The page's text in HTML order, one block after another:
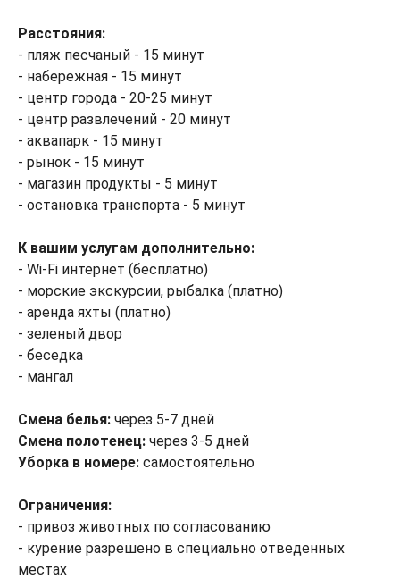
Расстояния:
- пляж песчаный - 15 минут
- набережная - 15 минут
- центр города - 20-25 минут
- центр развлечений - 20 минут
- аквапарк - 15 минут
- рынок - 15 минут
- магазин продукты - 5 минут
- остановка транспорта - 5 минут
К вашим услугам дополнительно:
- Wi-Fi интернет (бесплатно)
- морские экскурсии, рыбалка (платно)
- аренда яхты (платно)
- зеленый двор
- беседка
- мангал
Смена белья: через 5-7 дней
Смена полотенец: через 3-5 дней
Уборка в номере: самостоятельно
Ограничения:
- привоз животных по согласованию
- курение разрешено в специально отведенных
местах